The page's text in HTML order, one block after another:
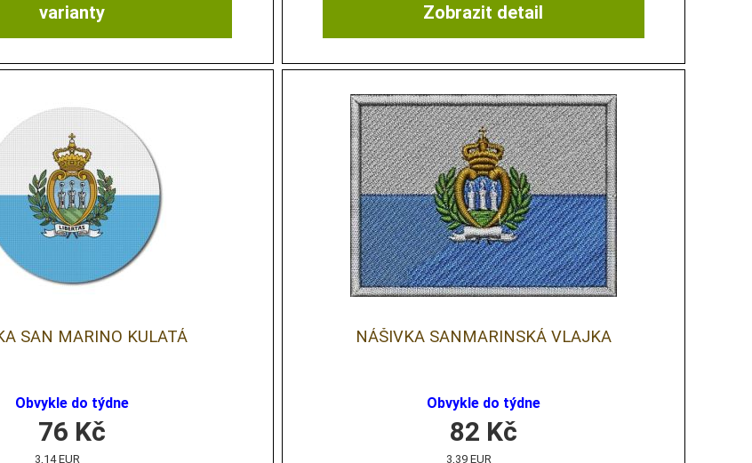
varianty Zobrazit detail
SAN MARINO KULATÁ
Obvykle do týdne
76 Kč
3,14 EUR
NÁŠIVKA SANMARINSKÁ VLAJKA
Obvykle do týdne
82 Kč
3,39 EUR